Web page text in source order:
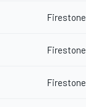
Firestone
Firestone
Firestone